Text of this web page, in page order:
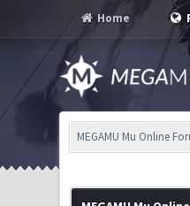
Home
MEGAMU Mu Online